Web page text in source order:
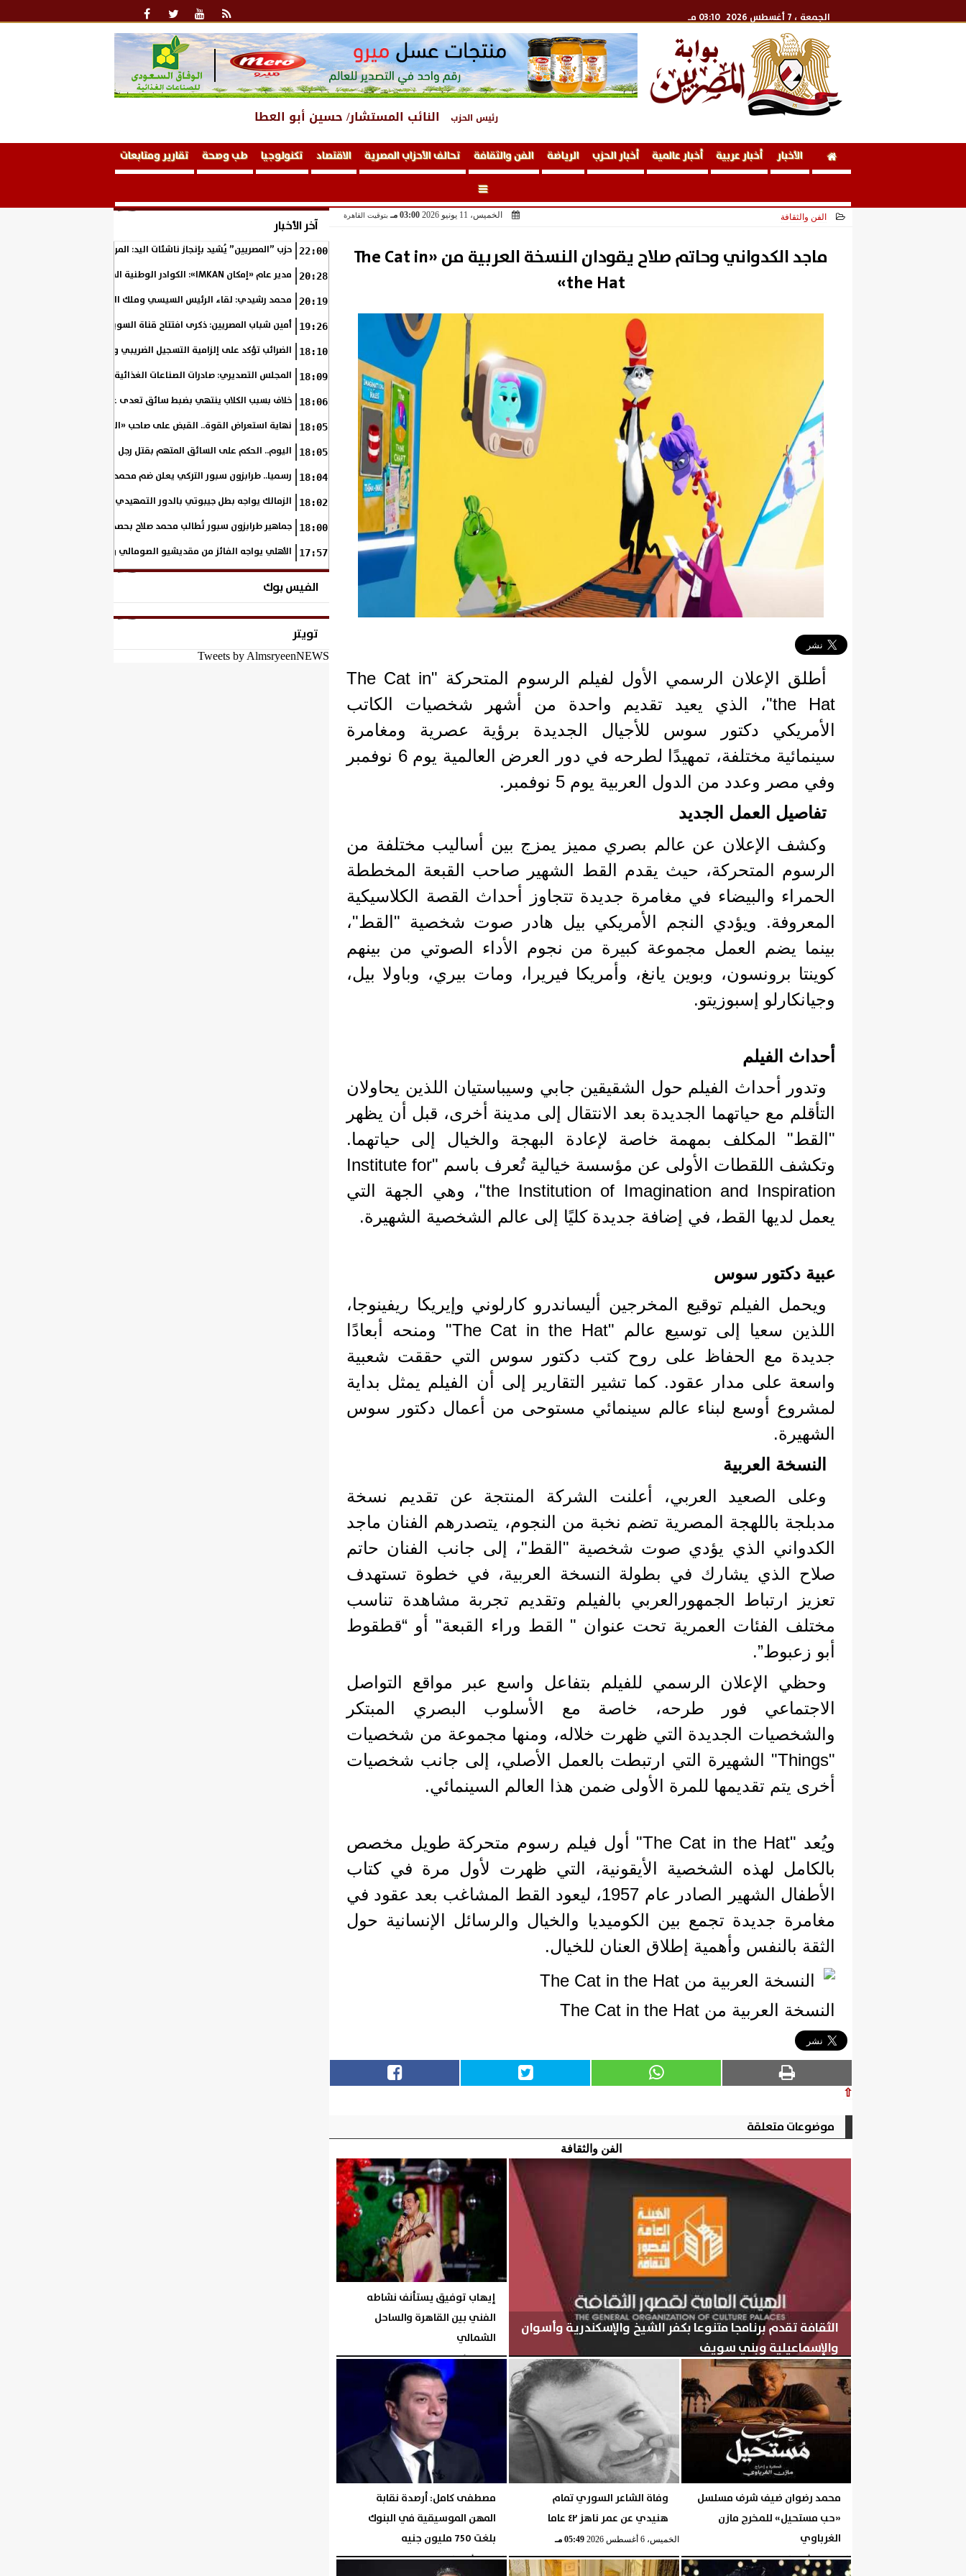
الجمعة ، 7 أغسطس 2026 03:10 مـ
رئيس الحزب النائب المستشار/ حسين أبو العطا
الأخبار أخبار عربية أخبار عالمية أخبار الحزب الرياضة الفن والثقافة تحالف الأحزاب المصرية الاقتصاد تكنولوجيا طب وصحة تقارير ومتابعات
الفن والثقافة الخميس، 11 يونيو 2026 03:00 مـ بتوقيت القاهرة
ماجد الكدواني وحاتم صلاح يقودان النسخة العربية من «The Cat in
the Hat»
أطلق الإعلان الرسمي الأول لفيلم الرسوم المتحركة "The Cat in
the Hat"، الذي يعيد تقديم واحدة من أشهر شخصيات الكاتب
الأمريكي دكتور سوس للأجيال الجديدة برؤية عصرية ومغامرة
سينمائية مختلفة، تمهيدًا لطرحه في دور العرض العالمية يوم 6 نوفمبر
وفي مصر وعدد من الدول العربية يوم 5 نوفمبر.
تفاصيل العمل الجديد
وكشف الإعلان عن عالم بصري مميز يمزج بين أساليب مختلفة من
الرسوم المتحركة، حيث يقدم القط الشهير صاحب القبعة المخططة
الحمراء والبيضاء في مغامرة جديدة تتجاوز أحداث القصة الكلاسيكية
المعروفة. ويؤدي النجم الأمريكي بيل هادر صوت شخصية "القط"،
بينما يضم العمل مجموعة كبيرة من نجوم الأداء الصوتي من بينهم
كوينتا برونسون، وبوين يانغ، وأمريكا فيريرا، ومات بيري، وباولا بيل،
وجيانكارلو إسبوزيتو.
أحداث الفيلم
وتدور أحداث الفيلم حول الشقيقين جابي وسيباستيان اللذين يحاولان
التأقلم مع حياتهما الجديدة بعد الانتقال إلى مدينة أخرى، قبل أن يظهر
"القط" المكلف بمهمة خاصة لإعادة البهجة والخيال إلى حياتهما.
وتكشف اللقطات الأولى عن مؤسسة خيالية تُعرف باسم "Institute for
the Institution of Imagination and Inspiration"، وهي الجهة التي
يعمل لديها القط، في إضافة جديدة كليًا إلى عالم الشخصية الشهيرة.
عبية دكتور سوس
ويحمل الفيلم توقيع المخرجين أليساندرو كارلوني وإيريكا ريفينوجا،
اللذين سعيا إلى توسيع عالم "The Cat in the Hat" ومنحه أبعادًا
جديدة مع الحفاظ على روح كتب دكتور سوس التي حققت شعبية
واسعة على مدار عقود. كما تشير التقارير إلى أن الفيلم يمثل بداية
لمشروع أوسع لبناء عالم سينمائي مستوحى من أعمال دكتور سوس
الشهيرة.
النسخة العربية
وعلى الصعيد العربي، أعلنت الشركة المنتجة عن تقديم نسخة
مدبلجة باللهجة المصرية تضم نخبة من النجوم، يتصدرهم الفنان ماجد
الكدواني الذي يؤدي صوت شخصية "القط"، إلى جانب الفنان حاتم
صلاح الذي يشارك في بطولة النسخة العربية، في خطوة تستهدف
تعزيز ارتباط الجمهورالعربي بالفيلم وتقديم تجربة مشاهدة تناسب
مختلف الفئات العمرية تحت عنوان " القط وراء القبعة" أو “قطقوط
أبو زعبوط”.
وحظي الإعلان الرسمي للفيلم بتفاعل واسع عبر مواقع التواصل
الاجتماعي فور طرحه، خاصة مع الأسلوب البصري المبتكر
والشخصيات الجديدة التي ظهرت خلاله، ومنها مجموعة من شخصيات
"Things" الشهيرة التي ارتبطت بالعمل الأصلي، إلى جانب شخصيات
أخرى يتم تقديمها للمرة الأولى ضمن هذا العالم السينمائي.
ويُعد "The Cat in the Hat" أول فيلم رسوم متحركة طويل مخصص
بالكامل لهذه الشخصية الأيقونية، التي ظهرت لأول مرة في كتاب
الأطفال الشهير الصادر عام 1957، ليعود القط المشاغب بعد عقود في
مغامرة جديدة تجمع بين الكوميديا والخيال والرسائل الإنسانية حول
الثقة بالنفس وأهمية إطلاق العنان للخيال.
النسخة العربية من The Cat in the Hat
⇧
موضوعات متعلقة
الفن والثقافة
الثقافة تقدم برنامجا متنوعا بكفر الشيخ والإسكندرية وأسوان
والإسماعيلية وبني سويف
الخميس، 6 أغسطس 2026 05:56 مـ
إيهاب توفيق يستأنف نشاطه
الفني بين القاهرة والساحل
الشمالي
الخميس، 6 أغسطس 2026 05:54 مـ
محمد رضوان ضيف شرف مسلسل
«حب مستحيل» للمخرج مازن
الغرباوي
الخميس، 6 أغسطس 2026 05:51 مـ
وفاة الشاعر السوري تمام
هنيدي عن عمر ناهز ٤٢ عاما
الخميس، 6 أغسطس 2026 05:49 مـ
مصطفى كامل: أرصدة نقابة
المهن الموسيقية في البنوك
بلغت 750 مليون جنيه
الإثنين، 3 أغسطس 2026 06:43 مـ
آخر الأخبار
22:00 حزب ”المصريين” يُشيد بإنجاز ناشئات اليد: المربع الذهبي خطوة نحو
20:28 مدير عام «إمكان IMKAN»: الكوادر الوطنية المؤهلة هي الثروة الحقيقية لمستقبل التنمية في مصر
20:19 محمد رشيدي: لقاء الرئيس السيسي وملك البحرين يؤكد قيادة مصر لتعزيز
19:26 أمين شباب المصريين: ذكرى افتتاح قناة السويس الجديدة تجسد رؤية
18:10 الضرائب تؤكد على إلزامية التسجيل الضريبي والفاتورة الإلكترونية لجميع
18:09 المجلس التصديري: صادرات الصناعات الغذائية إلى الاتحاد الأوروبي ترتفع 15.4% خلال النصف الأول من 2026
18:06 خلاف بسبب الكلاب ينتهي بضبط سائق تعدى على سيدة بالإسكندرية
18:05 نهاية استعراض القوة.. القبض على صاحب «السنجة» في المنوفية
18:05 اليوم.. الحكم على السائق المتهم بقتل رجل وحفيدته وإصابة 11 آخرين
18:04 رسميا.. طرابزون سبور التركي يعلن ضم محمد صلاح حتى عام 2028
18:02 الزمالك يواجه بطل جيبوتي بالدور التمهيدي من بطولة إفريقيا
18:00 جماهير طرابزون سبور تُطالب محمد صلاح بحصد لقب الدوري التركي
17:57 الأهلي يواجه الفائز من مقديشيو الصومالي وكيتارا الأوغندي
الفيس بوك
تويتر
Tweets by AlmsryeenNEWS